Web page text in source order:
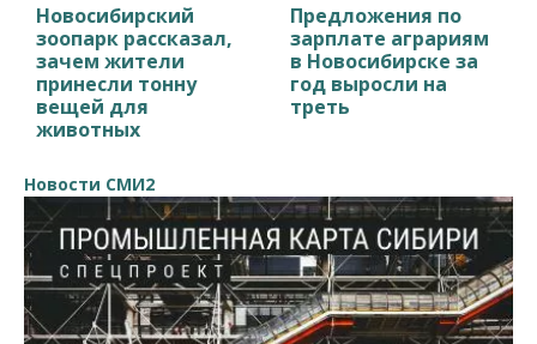
Новосибирский
зоопарк рассказал,
зачем жители
принесли тонну
вещей для
животных
Предложения по
зарплате аграриям
в Новосибирске за
год выросли на
треть
Новости СМИ2